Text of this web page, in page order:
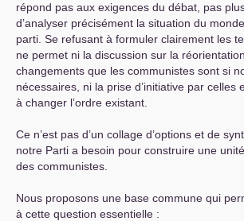
répond pas aux exigences du débat, pas
d’analyser précisément la situation du
parti. Se refusant à formuler clairement les
ne permet ni la discussion sur la
changements que les communistes sont si
nécessaires, ni la prise d’initiative par celles
à changer l’ordre existant.
Ce n’est pas d’un collage d’options et de
notre Parti a besoin pour construire une
des communistes.
Nous proposons une base commune qui
à cette question essentielle :